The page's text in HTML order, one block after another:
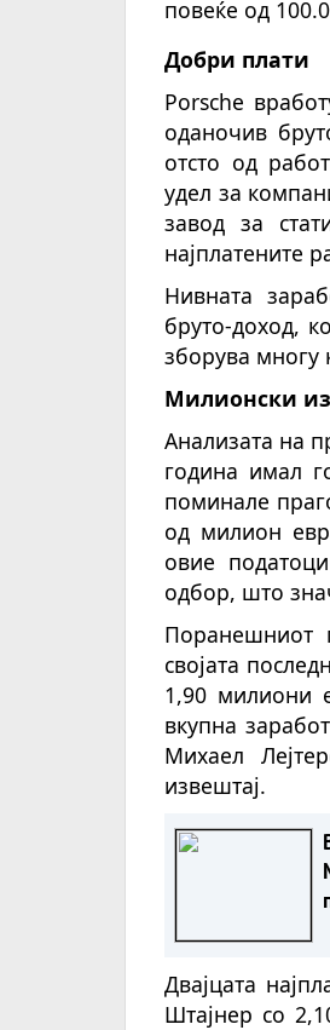
повеќе од
Добри плати
Porsche
оданочив
отсто од
удел за
завод за
најплатените
Нивната
бруто-доход,
зборува многу
Милионски
Анализата на
година имал
поминале
од милион
овие
одбор, што
Поранешниот
својата
1,90 милиони
вкупна
Михаел
извештај.
Двајцата
Штајнер со